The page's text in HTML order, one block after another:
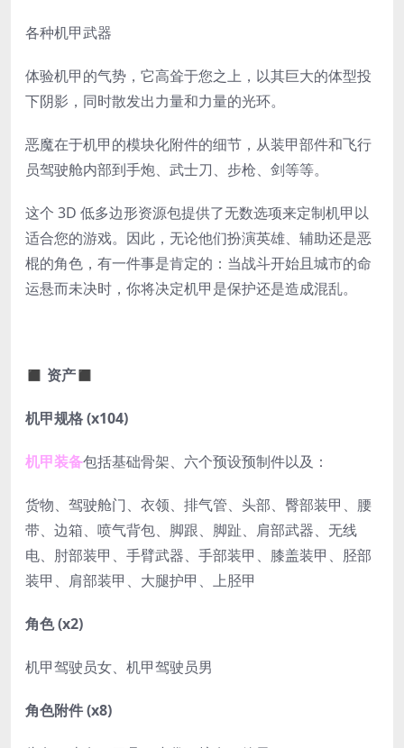
各种机甲武器
体验机甲的气势，它高耸于您之上，以其巨大的体型投
下阴影，同时散发出力量和力量的光环。
恶魔在于机甲的模块化附件的细节，从装甲部件和飞行
员驾驶舱内部到手炮、武士刀、步枪、剑等等。
这个 3D 低多边形资源包提供了无数选项来定制机甲以
适合您的游戏。因此，无论他们扮演英雄、辅助还是恶
棍的角色，有一件事是肯定的：当战斗开始且城市的命
运悬而未决时，你将决定机甲是保护还是造成混乱。
◼ 资产◼
机甲规格 (x104)
机甲装备包括基础骨架、六个预设预制件以及：
货物、驾驶舱门、衣领、排气管、头部、臀部装甲、腰
带、边箱、喷气背包、脚跟、脚趾、肩部武器、无线
电、肘部装甲、手臂武器、手部装甲、膝盖装甲、胫部
装甲、肩部装甲、大腿护甲、上胫甲
角色 (x2)
机甲驾驶员女、机甲驾驶员男
角色附件 (x8)